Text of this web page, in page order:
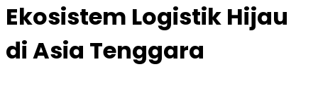
Ekosistem Logistik Hijau
di Asia Tenggara